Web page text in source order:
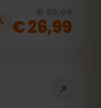
€ 33,99
€ 26,99